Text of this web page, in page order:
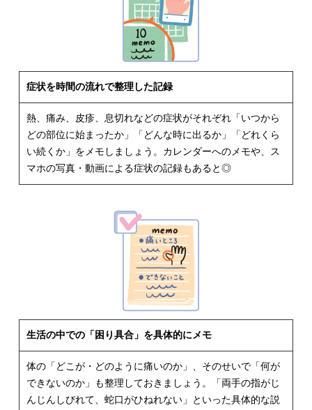
症状を時間の流れで整理した記録
熱、痛み、皮疹、息切れなどの症状がそれぞれ「いつから
どの部位に始まったか」「どんな時に出るか」「どれくら
い続くか」をメモしましょう。カレンダーへのメモや、ス
マホの写真・動画による症状の記録もあると◎
生活の中での「困り具合」を具体的にメモ
体の「どこが・どのように痛いのか」、そのせいで「何が
できないのか」も整理しておきましょう。「両手の指がじ
んじんしびれて、蛇口がひねれない」といった具体的な説